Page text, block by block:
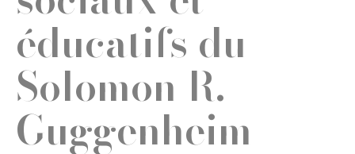
éducatifs du
Solomon R.
Guggenheim